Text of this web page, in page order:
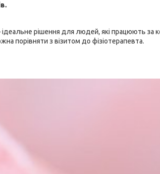
ідеальне рішення для людей, які працюють за
порівняти з візитом до фізіотерапевта.